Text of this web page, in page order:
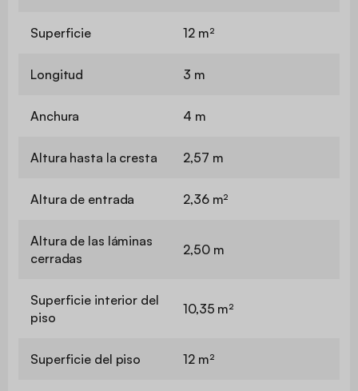
Superficie 12 m²
Longitud 3 m
Anchura 4 m
Altura hasta la cresta 2,57 m
Altura de entrada 2,36 m²
Altura de las láminas
cerradas
2,50 m
Superficie interior del
piso
10,35 m²
Superficie del piso 12 m²